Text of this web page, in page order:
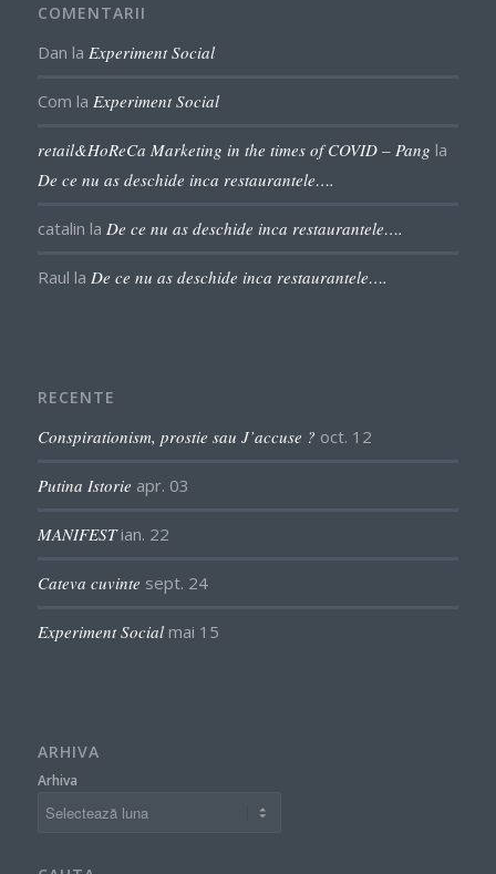
COMENTARII
Dan la Experiment Social
Com la Experiment Social
retail&HoReCa Marketing in the times of COVID – Pang la
De ce nu as deschide inca restaurantele….
catalin la De ce nu as deschide inca restaurantele….
Raul la De ce nu as deschide inca restaurantele….
RECENTE
Conspirationism, prostie sau J’accuse ? oct. 12
Putina Istorie apr. 03
MANIFEST ian. 22
Cateva cuvinte sept. 24
Experiment Social mai 15
ARHIVA
Arhiva